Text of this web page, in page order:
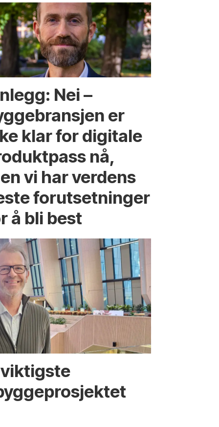
Nei –
er
klar for digitale
nå,
vi har verdens
forutsetninger
å bli best